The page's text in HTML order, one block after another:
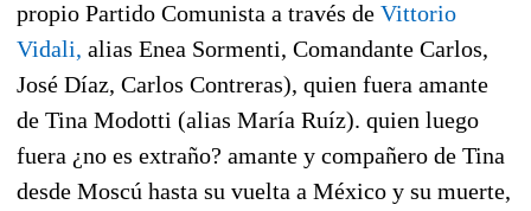
propio Partido Comunista a través de Vittorio
Vidali, alias Enea Sormenti, Comandante Carlos,
José Díaz, Carlos Contreras), quien fuera amante
de Tina Modotti (alias María Ruíz). quien luego
fuera ¿no es extraño? amante y compañero de Tina
desde Moscú hasta su vuelta a México y su muerte,